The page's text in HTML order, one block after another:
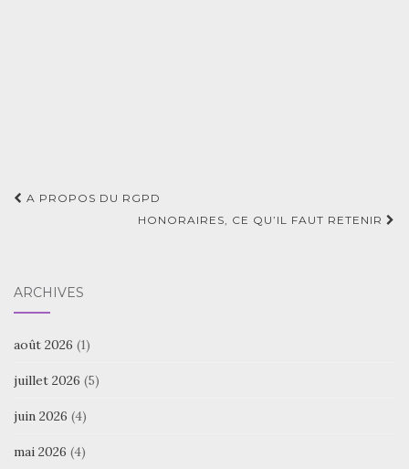
Navigation
A PROPOS DU RGPD
HONORAIRES, CE QU’IL FAUT RETENIR
ARCHIVES
août 2026 (1)
juillet 2026 (5)
juin 2026 (4)
mai 2026 (4)